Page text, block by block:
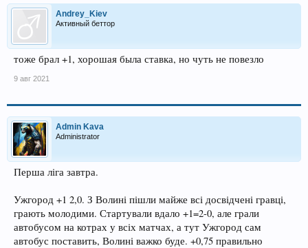
Andrey_Kiev
Активный беттор
тоже брал +1, хорошая была ставка, но чуть не повезло
9 авг 2021
Admin Kava
Administrator
Перша ліга завтра.
Ужгород +1 2,0. З Волині пішли майже всі досвідчені гравці,
грають молодими. Стартували вдало +1=2-0, але грали
автобусом на котрах у всіх матчах, а тут Ужгород сам
автобус поставить, Волині важко буде. +0,75 правильно